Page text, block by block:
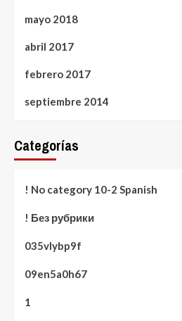
mayo 2018
abril 2017
febrero 2017
septiembre 2014
Categorías
! No category 10-2 Spanish
! Без рубрики
035vlybp9f
09en5a0h67
1